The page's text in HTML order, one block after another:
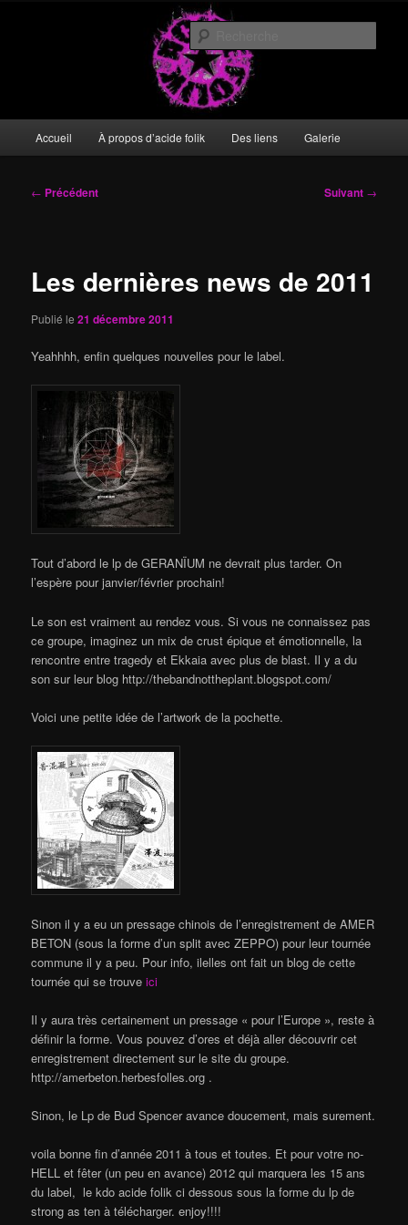
principal
Accueil À propos d’acide folik Des liens Galerie
Navigation
← Précédent Suivant →
Les dernières news de 2011
Publié le21 décembre 2011
Yeahhhh, enfin quelques nouvelles pour le label.
Tout d’abord le lp de GERANÏUM ne devrait plus tarder. On
l’espère pour janvier/février prochain!
Le son est vraiment au rendez vous. Si vous ne connaissez pas
ce groupe, imaginez un mix de crust épique et émotionnelle, la
rencontre entre tragedy et Ekkaia avec plus de blast. Il y a du
son sur leur blog http://thebandnottheplant.blogspot.com/
Voici une petite idée de l’artwork de la pochette.
Sinon il y a eu un pressage chinois de l’enregistrement de AMER
BETON (sous la forme d’un split avec ZEPPO) pour leur tournée
commune il y a peu. Pour info, ilelles ont fait un blog de cette
tournée qui se trouveici
Il y aura très certainement un pressage « pour l’Europe », reste à
définir la forme. Vous pouvez d’ores et déjà aller découvrir cet
enregistrement directement sur le site du groupe.
http://amerbeton.herbesfolles.org .
Sinon, le Lp de Bud Spencer avance doucement, mais surement.
voila bonne fin d’année 2011 à tous et toutes. Et pour votre no-
HELL et fêter (un peu en avance) 2012 qui marquera les 15 ans
du label, le kdo acide folik ci dessous sous la forme du lp de
strong as ten à télécharger. enjoy!!!!